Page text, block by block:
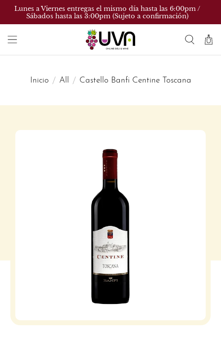
Lunes a Viernes entregas el mismo día hasta las 6:00pm /
Sábados hasta las 3:00pm (Sujeto a confirmación)
Inicio All Castello Banfi Centine Toscana